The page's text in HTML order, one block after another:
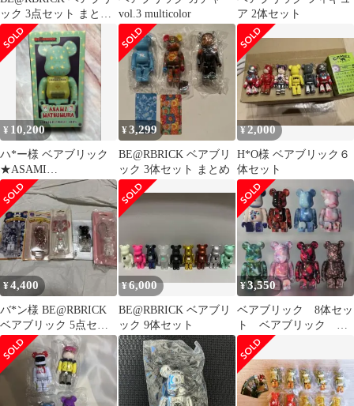
ック 3点セット まとめ
売り
vol.3 multicolor
ア 2体セット
¥ 10,200
ハ*ー様 ベアブリック
★ASAMI
MATSUMURA
¥3,299
BE@RBRICK ベアブリ
ック 3体セット まとめ
¥2,000
H*O様 ベアブリック６
体セット
¥4,400
バ*ン様 BE@RBRICK
ベアブリック 5点セッ
ト まとめ売り
¥ 6,000
BE@RBRICK ベアブリ
ック 9体セット
¥3,550
ベアブリック 8体セッ
ト ベアブリック
BE@RBRICK